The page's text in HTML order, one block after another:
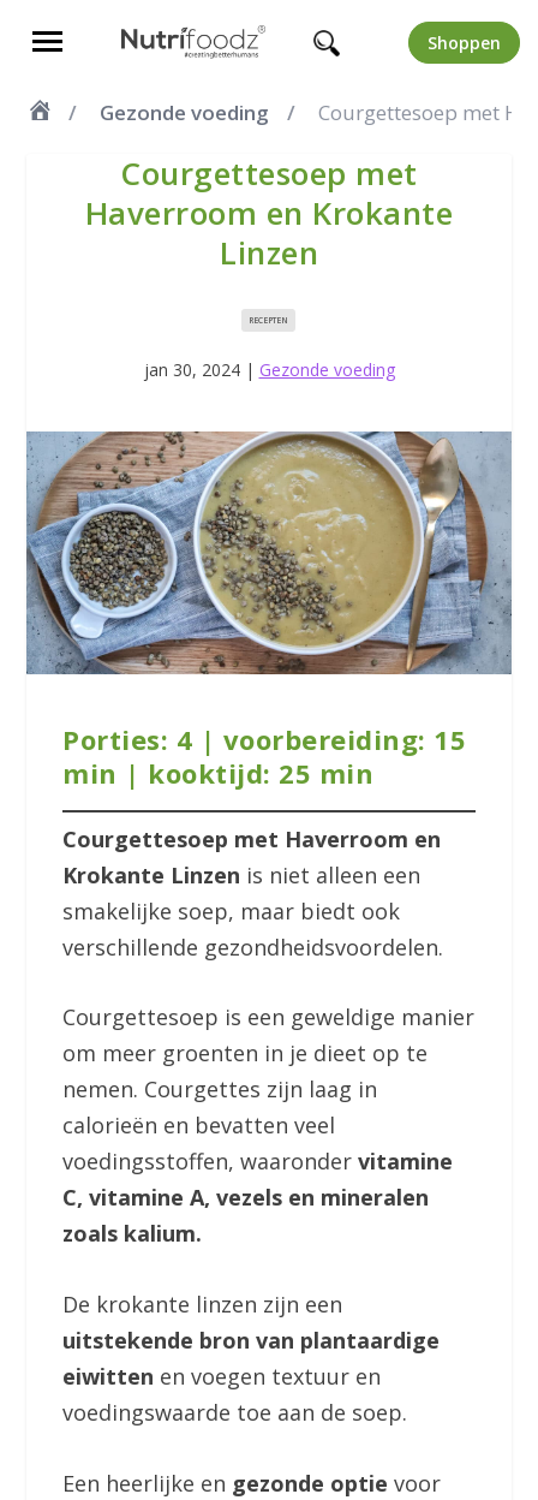
Shoppen
Gezonde voeding Courgettesoep met
Courgettesoep met
Haverroom en Krokante
Linzen
RECEPTEN
jan 30, 2024| Gezonde voeding
Porties: 4 | voorbereiding: 15
min | kooktijd: 25 min
Courgettesoep met Haverroom en
Krokante Linzen is niet alleen een
smakelijke soep, maar biedt ook
verschillende gezondheidsvoordelen.
Courgettesoep is een geweldige manier
om meer groenten in je dieet op te
nemen. Courgettes zijn laag in
calorieën en bevatten veel
voedingsstoffen, waarondervitamine
C, vitamine A, vezels en mineralen
zoals kalium.
De krokante linzen zijn een
uitstekende bron van plantaardige
eiwitten en voegen textuur en
voedingswaarde toe aan de soep.
Een heerlijke en gezonde optievoor